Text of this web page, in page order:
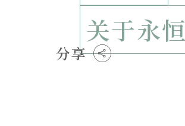
关于永恒
分享